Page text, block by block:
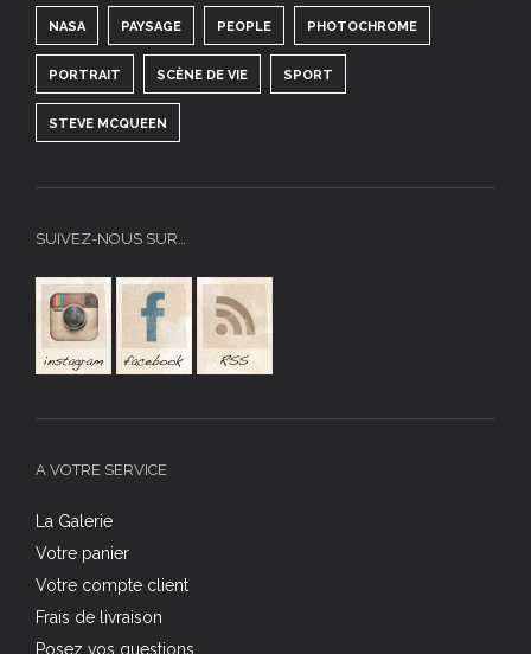
NASA PAYSAGE PEOPLE PHOTOCHROME
PORTRAIT SCÈNE DE VIE SPORT
STEVE MCQUEEN
SUIVEZ-NOUS SUR…
A VOTRE SERVICE
La Galerie
Votre panier
Votre compte client
Frais de livraison
Posez vos questions